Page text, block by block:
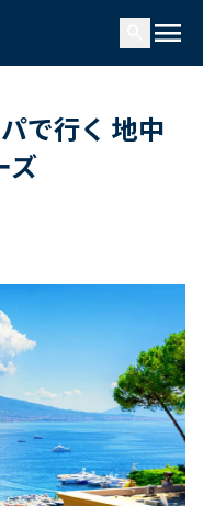
menu
で行く 地中
ズ